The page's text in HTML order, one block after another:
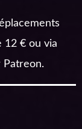
12 € ou via
Patreon.